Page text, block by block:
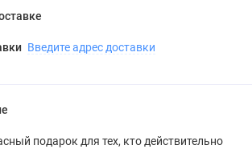
Введите адрес доставки
подарок для тех, кто действительно